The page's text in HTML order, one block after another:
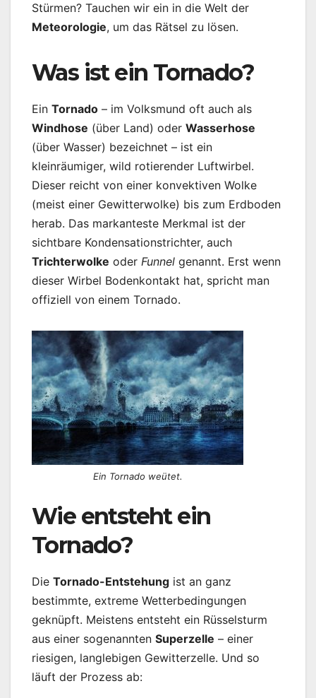
Stürmen? Tauchen wir ein in die Welt der
Meteorologie, um das Rätsel zu lösen.
Was ist ein Tornado?
Ein Tornado – im Volksmund oft auch als
Windhose (über Land) oder Wasserhose
(über Wasser) bezeichnet – ist ein
kleinräumiger, wild rotierender Luftwirbel.
Dieser reicht von einer konvektiven Wolke
(meist einer Gewitterwolke) bis zum Erdboden
herab. Das markanteste Merkmal ist der
sichtbare Kondensationstrichter, auch
Trichterwolke oder Funnel genannt. Erst wenn
dieser Wirbel Bodenkontakt hat, spricht man
offiziell von einem Tornado.
Ein Tornado weütet.
Wie entsteht ein
Tornado?
Die Tornado-Entstehung ist an ganz
bestimmte, extreme Wetterbedingungen
geknüpft. Meistens entsteht ein Rüsselsturm
aus einer sogenannten Superzelle – einer
riesigen, langlebigen Gewitterzelle. Und so
läuft der Prozess ab: